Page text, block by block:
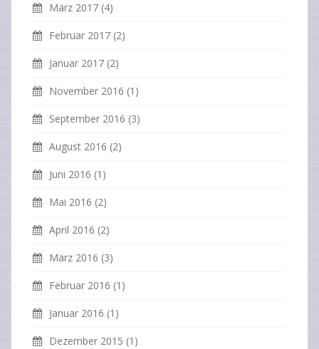
März 2017 (4)
Februar 2017 (2)
Januar 2017 (2)
November 2016 (1)
September 2016 (3)
August 2016 (2)
Juni 2016 (1)
Mai 2016 (2)
April 2016 (2)
März 2016 (3)
Februar 2016 (1)
Januar 2016 (1)
Dezember 2015 (1)